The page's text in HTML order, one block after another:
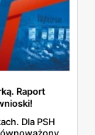
Raport
Dla PSH